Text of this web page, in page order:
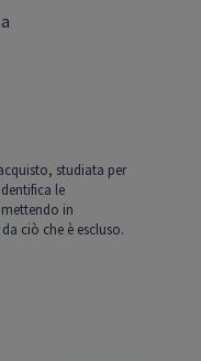
studiata per
le
in
ciò che è escluso.